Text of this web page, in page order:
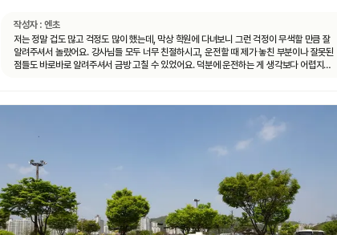
작성자 : 엔초
저는 정말 겁도 많고 걱정도 많이 했는데, 막상 학원에 다녀보니 그런 걱정이 무색할 만큼 잘
알려주셔서 놀랐어요. 강사님들 모두 너무 친절하시고, 운전할 때 제가 놓친 부분이나 잘못된
점들도 바로바로 알려주셔서 금방 고칠 수 있었어요. 덕분에 운전하는 게 생각보다 어렵지
친절하시고 세심하게 챙겨주는 학원 입니다!! 저처럼 운전이 처음이라 많이 두렵고 걱정되는
분들이 계시다면, 이 학원 정말 추천드리고 싶습니다! 친절하고 꼼꼼한 강의 덕분에 자신 있게
도로주행 준비까지 할 수 있었어요. 여기서 배우길 정말 잘했다는 생각이 듭니다.